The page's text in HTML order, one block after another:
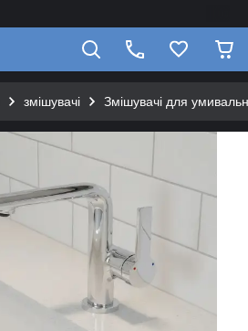
змішувачі Змішувачі для